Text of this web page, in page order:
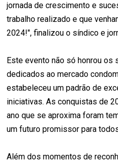
jornada de crescimento e
trabalho realizado e que
2024!", finalizou o síndico e
Este evento não só honrou
dedicados ao mercado
estabeleceu um padrão de
iniciativas. As conquistas de
ano que se aproxima foram
um futuro promissor para
Além dos momentos de